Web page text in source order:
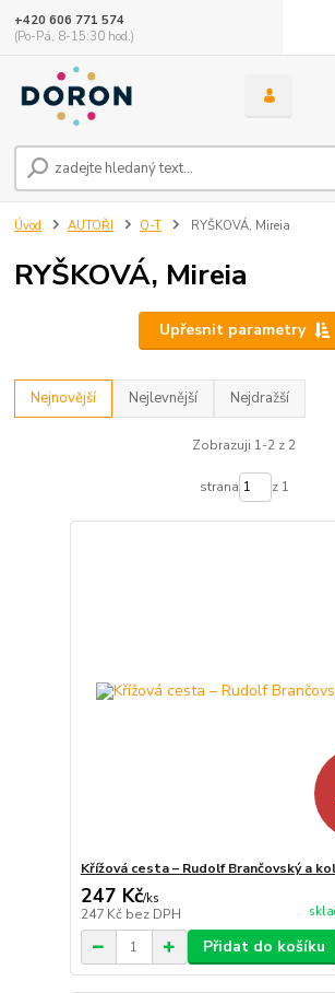
+420 606 771 574
(Po-Pá, 8-15:30 hod.)
Úvod AUTOŘI Q-T RYŠKOVÁ, Mireia
RYŠKOVÁ, Mireia
Upřesnit parametry
Nejnovější Nejlevnější Nejdražší
Zobrazuji 1-2 z 2
strana z 1
Křížová cesta – Rudolf Brančovský a
247 Kč/ks
247 Kč bez DPH
Přidat do košíku